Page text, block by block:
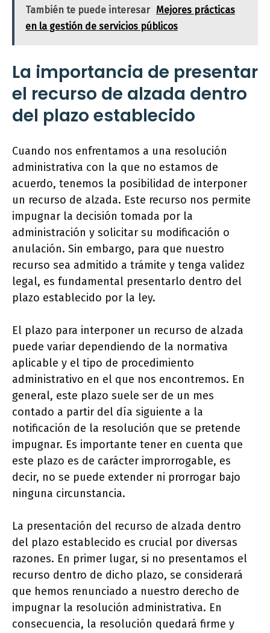
También te puede interesar Mejores prácticas
en la gestión de servicios públicos
La importancia de presentar
el recurso de alzada dentro
del plazo establecido
Cuando nos enfrentamos a una resolución
administrativa con la que no estamos de
acuerdo, tenemos la posibilidad de interponer
un recurso de alzada. Este recurso nos permite
impugnar la decisión tomada por la
administración y solicitar su modificación o
anulación. Sin embargo, para que nuestro
recurso sea admitido a trámite y tenga validez
legal, es fundamental presentarlo dentro del
plazo establecido por la ley.
El plazo para interponer un recurso de alzada
puede variar dependiendo de la normativa
aplicable y el tipo de procedimiento
administrativo en el que nos encontremos. En
general, este plazo suele ser de un mes
contado a partir del día siguiente a la
notificación de la resolución que se pretende
impugnar. Es importante tener en cuenta que
este plazo es de carácter improrrogable, es
decir, no se puede extender ni prorrogar bajo
ninguna circunstancia.
La presentación del recurso de alzada dentro
del plazo establecido es crucial por diversas
razones. En primer lugar, si no presentamos el
recurso dentro de dicho plazo, se considerará
que hemos renunciado a nuestro derecho de
impugnar la resolución administrativa. En
consecuencia, la resolución quedará firme y